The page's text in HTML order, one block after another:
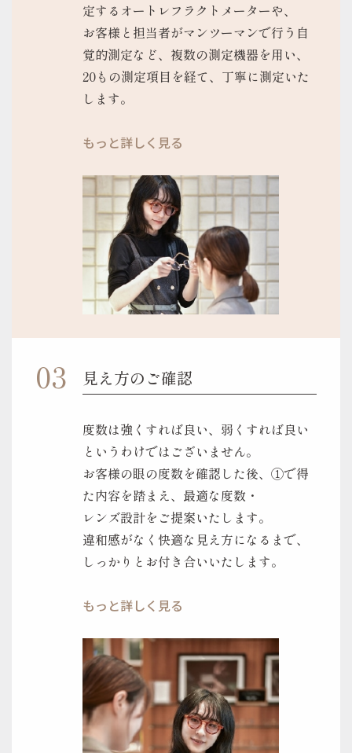
定するオートレフラクトメーターや、
お客様と担当者がマンツーマンで行う自
覚的測定など、複数の測定機器を用い、
20もの測定項目を経て、丁寧に測定いた
します。
もっと詳しく見る
見え方のご確認
度数は強くすれば良い、弱くすれば良い
というわけではございません。
お客様の眼の度数を確認した後、①で得
た内容を踏まえ、最適な度数・
レンズ設計をご提案いたします。
違和感がなく快適な見え方になるまで、
しっかりとお付き合いいたします。
もっと詳しく見る